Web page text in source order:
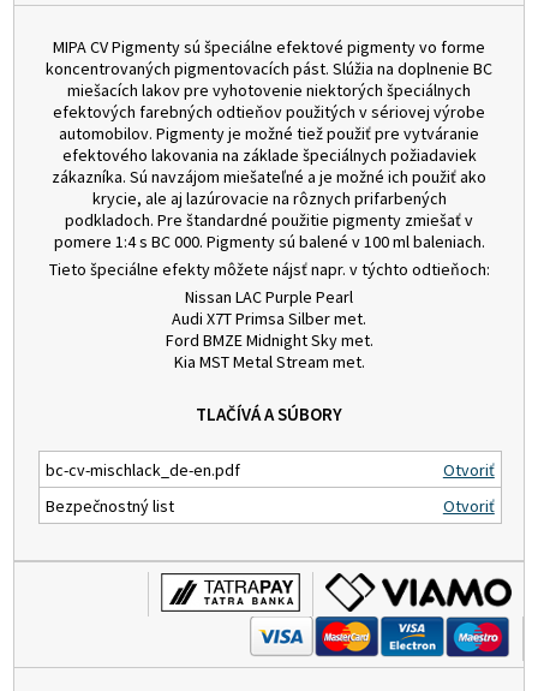
MIPA CV Pigmenty sú špeciálne efektové pigmenty vo forme
koncentrovaných pigmentovacích pást. Slúžia na doplnenie BC
miešacích lakov pre vyhotovenie niektorých špeciálnych
efektových farebných odtieňov použitých v sériovej výrobe
automobilov. Pigmenty je možné tiež použiť pre vytváranie
efektového lakovania na základe špeciálnych požiadaviek
zákazníka. Sú navzájom miešateľné a je možné ich použiť ako
krycie, ale aj lazúrovacie na rôznych prifarbených
podkladoch. Pre štandardné použitie pigmenty zmiešať v
pomere 1:4 s BC 000. Pigmenty sú balené v 100 ml baleniach.
Tieto špeciálne efekty môžete nájsť napr. v týchto odtieňoch:
Nissan LAC Purple Pearl
Audi X7T Primsa Silber met.
Ford BMZE Midnight Sky met.
Kia MST Metal Stream met.
TLAČÍVÁ A SÚBORY
bc-cv-mischlack_de-en.pdf
Otvoriť
Bezpečnostný list
Otvoriť